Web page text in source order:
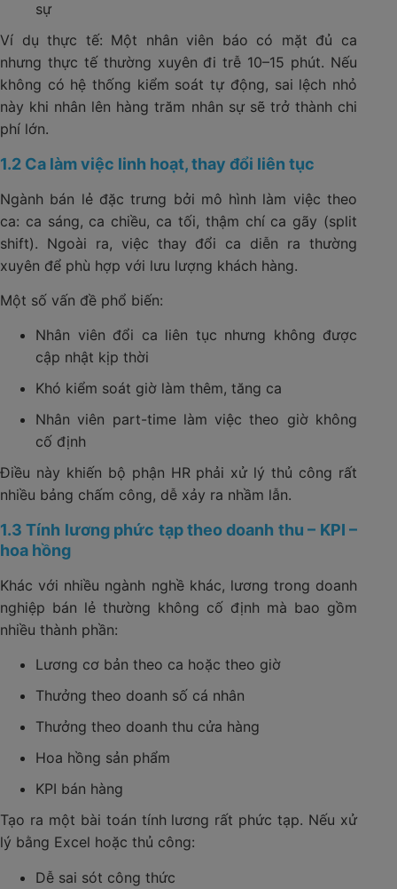
sự
Ví dụ thực tế: Một nhân viên báo có mặt đủ ca
nhưng thực tế thường xuyên đi trễ 10–15 phút. Nếu
không có hệ thống kiểm soát tự động, sai lệch nhỏ
này khi nhân lên hàng trăm nhân sự sẽ trở thành chi
phí lớn.
1.2 Ca làm việc linh hoạt, thay đổi liên tục
Ngành bán lẻ đặc trưng bởi mô hình làm việc theo
ca: ca sáng, ca chiều, ca tối, thậm chí ca gãy (split
shift). Ngoài ra, việc thay đổi ca diễn ra thường
xuyên để phù hợp với lưu lượng khách hàng.
Một số vấn đề phổ biến:
Nhân viên đổi ca liên tục nhưng không được
cập nhật kịp thời
Khó kiểm soát giờ làm thêm, tăng ca
Nhân viên part-time làm việc theo giờ không
cố định
Điều này khiến bộ phận HR phải xử lý thủ công rất
nhiều bảng chấm công, dễ xảy ra nhầm lẫn.
1.3 Tính lương phức tạp theo doanh thu – KPI –
hoa hồng
Khác với nhiều ngành nghề khác, lương trong doanh
nghiệp bán lẻ thường không cố định mà bao gồm
nhiều thành phần:
Lương cơ bản theo ca hoặc theo giờ
Thưởng theo doanh số cá nhân
Thưởng theo doanh thu cửa hàng
Hoa hồng sản phẩm
KPI bán hàng
Tạo ra một bài toán tính lương rất phức tạp. Nếu xử
lý bằng Excel hoặc thủ công:
Dễ sai sót công thức